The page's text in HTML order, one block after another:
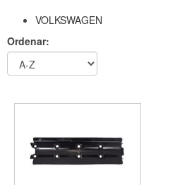
VOLKSWAGEN
Ordenar: